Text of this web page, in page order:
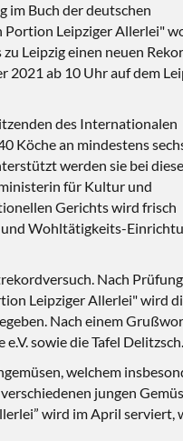
im Buch der deutschen
Leipziger Allerlei"
Leipzig einen neuen
2021 ab 10 Uhr auf dem
des Internationalen
Köche an mindestens
werden sie bei
für Kultur und
Gerichts wird frisch
Wohltätigkeits-
Nach
Leipziger Allerlei" wird
Nach einem
sowie die Tafel Delitzsch.
welchem
jungen
wird im April